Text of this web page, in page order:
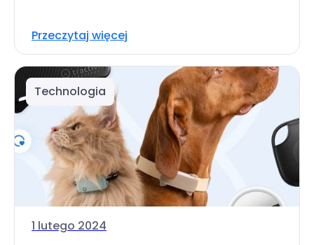
Przeczytaj więcej
Technologia
1 lutego 2024